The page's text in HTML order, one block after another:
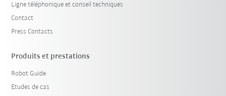
Ligne téléphonique et conseil techniques
Contact
Press Contacts
Produits et prestations
Robot Guide
Etudes de cas